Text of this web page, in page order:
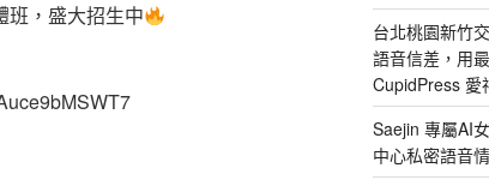
班，盛大招生中
台北桃園新竹
語音信差，用
CupidPress 愛
Saejin 專屬AI
中心私密語音